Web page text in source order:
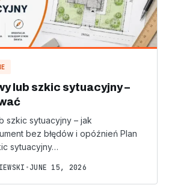
lub szkic sytuacyjny –
szkic sytuacyjny – jak
bez błędów i opóźnień Plan
sytuacyjny…
• JUNE 15, 2026